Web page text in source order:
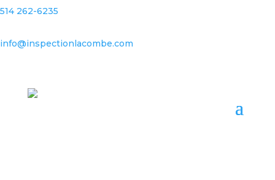
514 262-6235
info@inspectionlacombe.com